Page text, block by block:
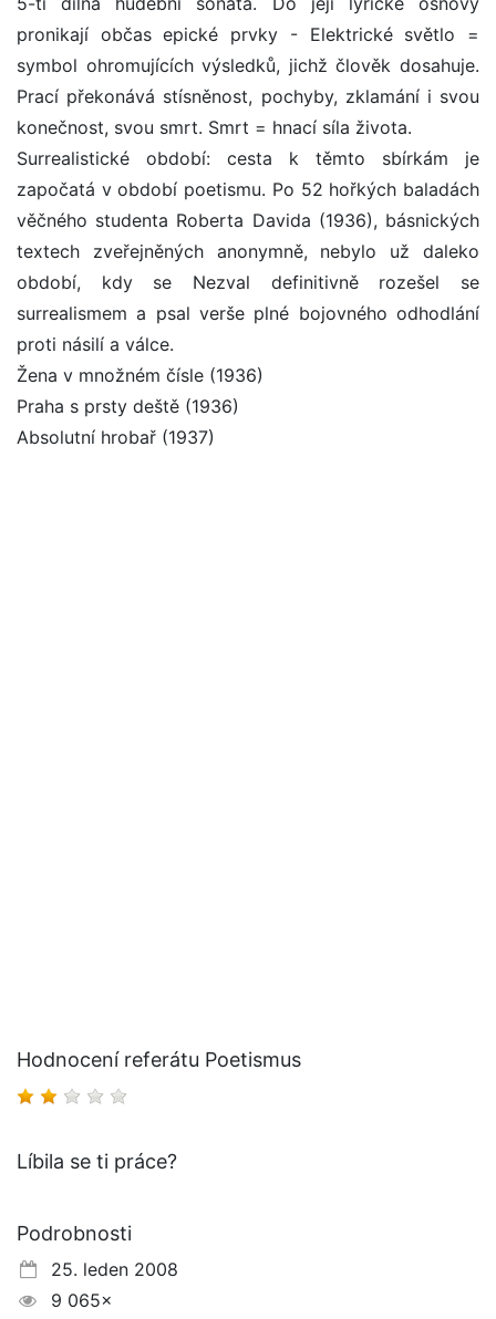
pronikají občas epické prvky - Elektrické světlo =
symbol ohromujících výsledků, jichž člověk dosahuje.
Prací překonává stísněnost, pochyby, zklamání i svou
konečnost, svou smrt. Smrt = hnací síla života.
Surrealistické období: cesta k těmto sbírkám je
započatá v období poetismu. Po 52 hořkých baladách
věčného studenta Roberta Davida (1936), básnických
textech zveřejněných anonymně, nebylo už daleko
období, kdy se Nezval definitivně rozešel se
surrealismem a psal verše plné bojovného odhodlání
proti násilí a válce.
Žena v množném čísle (1936)
Praha s prsty deště (1936)
Absolutní hrobař (1937)
Hodnocení referátu Poetismus
Líbila se ti práce?
Podrobnosti
25. leden 2008
9 065×